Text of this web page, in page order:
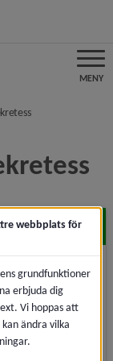
MENY
nivå i
webbplats för
grundfunktioner
erbjuda dig
Vi hoppas att
ändra vilka